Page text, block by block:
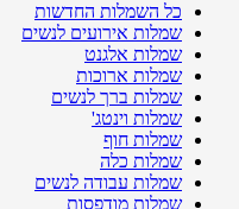
כל השמלות החדשות
שמלות אירועים לנשים
שמלות אלגנט
שמלות ארוכות
שמלות ברך לנשים
שמלות וינטג'
שמלות חוף
שמלות כלה
שמלות עבודה לנשים
שמלות מודפסות